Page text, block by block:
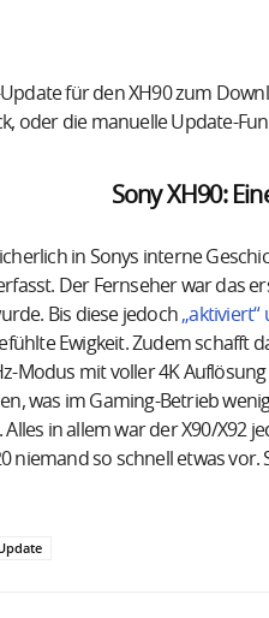
für den XH90 zum
oder die manuelle Update-
Sony XH90:
in Sonys interne
Der Fernseher war das
Bis diese jedoch „aktiviert“
Ewigkeit. Zudem schafft
Modus mit voller 4K
was im Gaming-Betrieb
in allem war der X90/X92
niemand so schnell etwas